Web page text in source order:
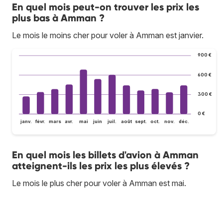
En quel mois peut-on trouver les prix les
plus bas à Amman ?
Le mois le moins cher pour voler à Amman est janvier.
0 €
300 €
600 €
900 €
janv. févr. mars avr. mai juin juil. août sept. oct. nov. déc.
En quel mois les billets d'avion à Amman
atteignent-ils les prix les plus élevés ?
Le mois le plus cher pour voler à Amman est mai.